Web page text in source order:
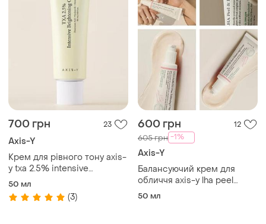
700 грн 23
Axis-Y
Крем для рівного тону axis-
y txa 2.5% intensive
brightening cream 50 мл
50 мл
(3)
600 грн 12
605 грн -1%
Axis-Y
Балансуючий крем для
обличчя axis-y lha peel
&amp; fill pore balancing
50 мл